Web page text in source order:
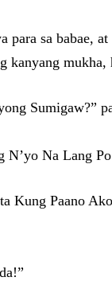
sa babae, at
kanyang
Sumigaw?”
Na Lang
Kung Paano